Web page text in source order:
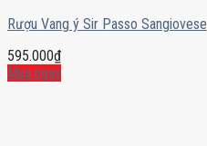
Rượu Vang ý Sir Passo Sangiovese
595.000₫
Mua ngay